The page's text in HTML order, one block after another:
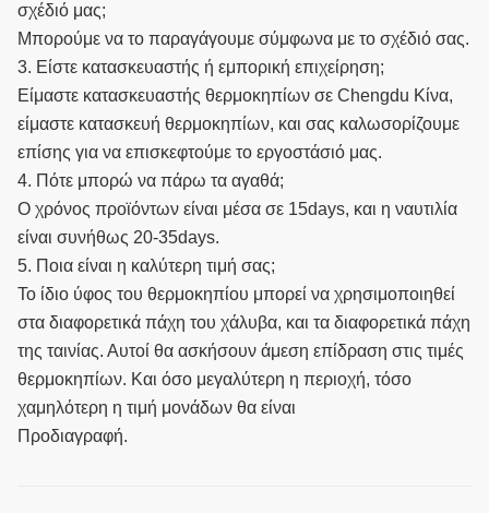
σχέδιό μας;
Μπορούμε να το παραγάγουμε σύμφωνα με το σχέδιό σας.
3. Είστε κατασκευαστής ή εμπορική επιχείρηση;
Είμαστε κατασκευαστής θερμοκηπίων σε Chengdu Κίνα,
είμαστε κατασκευή θερμοκηπίων, και σας καλωσορίζουμε
επίσης για να επισκεφτούμε το εργοστάσιό μας.
4. Πότε μπορώ να πάρω τα αγαθά;
Ο χρόνος προϊόντων είναι μέσα σε 15days, και η ναυτιλία
είναι συνήθως 20-35days.
5. Ποια είναι η καλύτερη τιμή σας;
Το ίδιο ύφος του θερμοκηπίου μπορεί να χρησιμοποιηθεί
στα διαφορετικά πάχη του χάλυβα, και τα διαφορετικά πάχη
της ταινίας. Αυτοί θα ασκήσουν άμεση επίδραση στις τιμές
θερμοκηπίων. Και όσο μεγαλύτερη η περιοχή, τόσο
χαμηλότερη η τιμή μονάδων θα είναι
Προδιαγραφή.